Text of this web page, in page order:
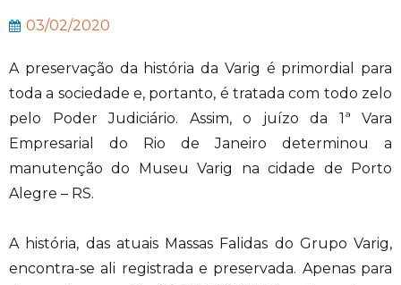
03/02/2020
A preservação da história da Varig é primordial para
toda a sociedade e, portanto, é tratada com todo zelo
pelo Poder Judiciário. Assim, o juízo da 1ª Vara
Empresarial do Rio de Janeiro determinou a
manutenção do Museu Varig na cidade de Porto
Alegre – RS.
A história, das atuais Massas Falidas do Grupo Varig,
encontra-se ali registrada e preservada. Apenas para